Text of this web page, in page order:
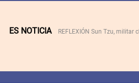
ES NOTICIA REFLEXIÓN Sun Tzu, militar